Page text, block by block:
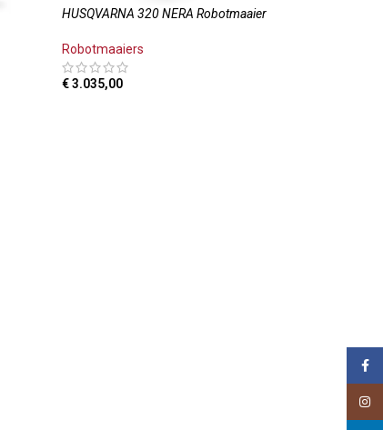
HUSQVARNA 320 NERA Robotmaaier
Robotmaaiers
€3.035,00